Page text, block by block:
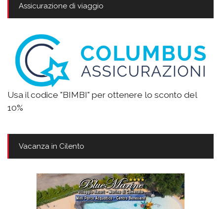
Assicurazione di viaggio
Usa il codice "BIMBI" per ottenere lo sconto del
10%
Vacanza in Cilento